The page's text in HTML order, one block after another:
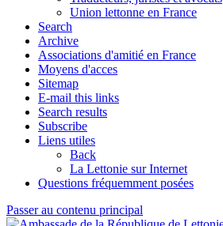
Union lettonne en France
Search
Archive
Associations d'amitié en France
Moyens d'acces
Sitemap
E-mail this links
Search results
Subscribe
Liens utiles
Back
La Lettonie sur Internet
Questions fréquemment posées
Passer au contenu principal